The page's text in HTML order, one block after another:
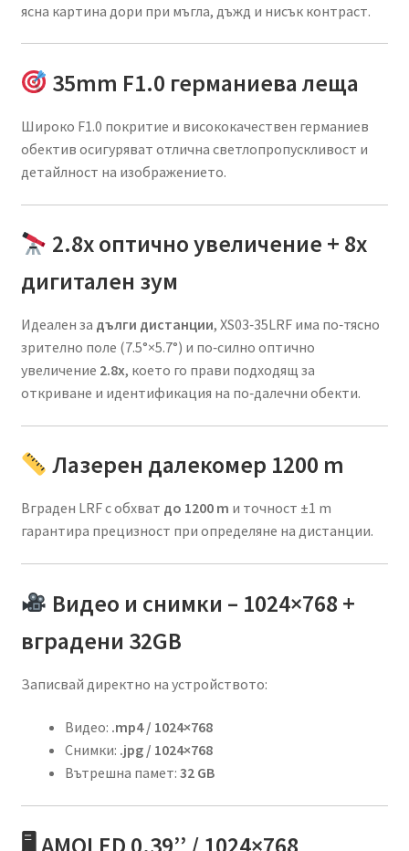
ясна картина дори при мъгла, дъжд и нисък контраст.
35mm F1.0 германиева леща
Широко F1.0 покритие и висококачествен германиев
обектив осигуряват отлична светлопропускливост и
детайлност на изображението.
2.8x оптично увеличение + 8x
дигитален зум
Идеален за дълги дистанции, XS03‑35LRF има по‑тясно
зрително поле (7.5°×5.7°) и по‑силно оптично
увеличение 2.8x, което го прави подходящ за
откриване и идентификация на по‑далечни обекти.
Лазерен далекомер 1200 m
Вграден LRF с обхват до 1200 m и точност ±1 m
гарантира прецизност при определяне на дистанции.
Видео и снимки – 1024×768 +
вградени 32GB
Записвай директно на устройството:
Видео: .mp4 / 1024×768
Снимки: .jpg / 1024×768
Вътрешна памет: 32 GB